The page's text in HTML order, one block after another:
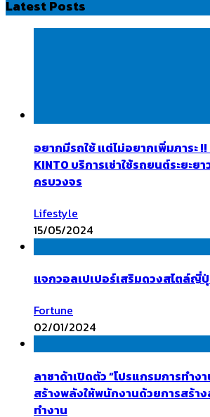
Latest Posts
อยากมีรถใช้ แต่ไม่อยากเพิ่มภาระ
KINTO บริการเช่าใช้รถยนต์ระยะ
ครบวงจร
Lifestyle
15/05/2024
แจกวอลเปเปอร์เสริมดวงสไตล์ญี่
Fortune
02/01/2024
ลาซาด้าเปิดตัว “โปรแกรมการทำ
สร้างพลังให้พนักงานด้วยการสร้า
ทำงาน